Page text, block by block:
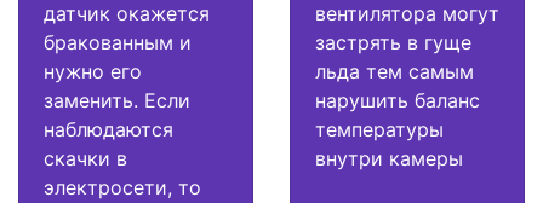
датчик окажется
бракованным и
нужно его
заменить. Если
наблюдаются
скачки в
электросети, то
вентилятора могут
застрять в гуще
льда тем самым
нарушить баланс
температуры
внутри камеры